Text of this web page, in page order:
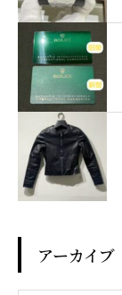
アーカイブ